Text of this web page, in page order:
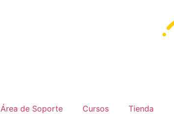
Área de Soporte Cursos Tienda